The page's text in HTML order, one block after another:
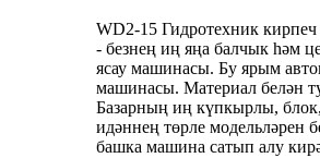
WD2-15 Гидротехник
- безнең иң яңа балчык һәм
ясау машинасы. Бу ярым
машинасы. Материал белән
Базарның иң күпкырлы,
идәннең төрле модельләрен
башка машина сатып алу